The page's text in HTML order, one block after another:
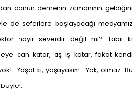
dönün demenin zamanının geldiğini
de seferlere başlayacağı medyamız
hayır severdir değil mi? Tabii ki
can katar, aş iş katar, fakat kendi
Yaşat ki, yaşayasın!.. Yok, olmaz. Bu
böyle!..